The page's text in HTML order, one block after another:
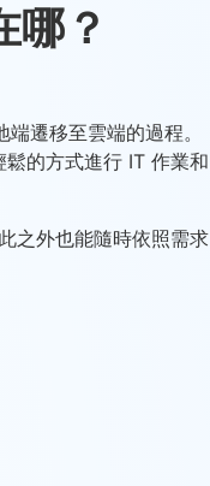
哪？
遷移至雲端的過程。
的方式進行 IT 作業和
之外也能隨時依照需求